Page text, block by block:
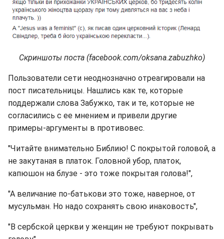
Скриншоты поста (facebook.com/oksana.zabuzhko)
Пользователи сети неоднозначно отреагировали на
пост писательницы. Нашлись как те, которые
поддержали слова Забужко, так и те, которые не
согласились с ее мнением и привели другие
примеры-аргументы в противовес.
"Читайте внимательно Библию! С покрытой головой, а
не закутаная в платок. Головной убор, платок,
капюшон на блузе - это тоже покрытая голова!",
"А величание по-батькови это тоже, наверное, от
мусульман. Но надо сохранять свою инаковость",
"В сербской церкви у женщин не требуют покрывать